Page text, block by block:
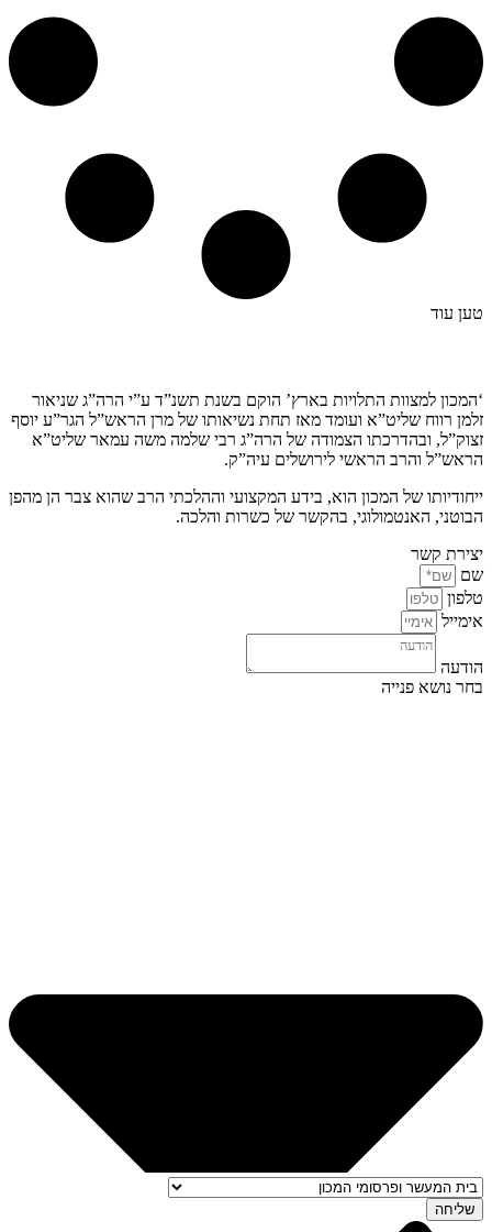
טען עוד
‘המכון למצוות התלויות בארץ’ הוקם בשנת תשנ”ד ע”י הרה”ג שניאור
זלמן רווח שליט”א ועומד מאז תחת נשיאותו של מרן הראש”ל הגר”ע יוסף
זצוק”ל, ובהדרכתו הצמודה של הרה”ג רבי שלמה משה עמאר שליט”א
הראש”ל והרב הראשי לירושלים עיה”ק.
ייחודיותו של המכון הוא, בידע המקצועי וההלכתי הרב שהוא צבר הן מהפן
הבוטני, האנטמולוגי, בהקשר של כשרות והלכה.
יצירת קשר
שם
טלפון
אימייל
הודעה
בחר נושא פנייה
שליחה